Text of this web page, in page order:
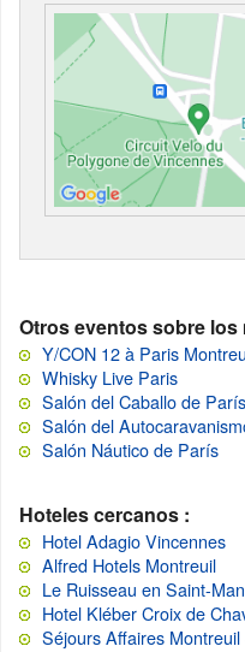
Otros eventos sobre los
Y/CON 12 à Paris
Whisky Live Paris
Salón del Caballo de París
Salón del
Salón Náutico de París
Hoteles cercanos :
Hotel Adagio Vincennes
Alfred Hotels Montreuil
Le Ruisseau en Saint-
Hotel Kléber Croix de
Séjours Affaires